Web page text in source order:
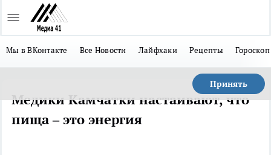
Мы в ВКонтакте Все Новости Лайфхаки Рецепты Гороскоп
Принять
Медики Камчатки настаивают, что
пища – это энергия